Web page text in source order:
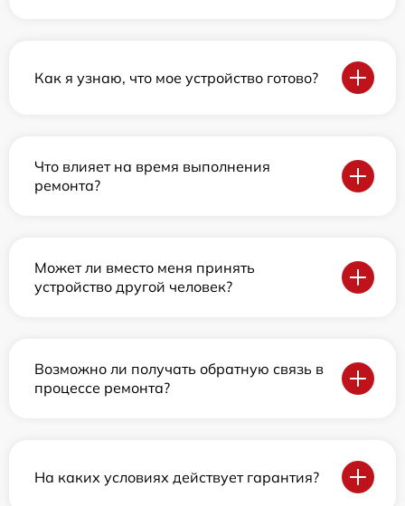
Как я узнаю, что мое устройство готово?
Что влияет на время выполнения
ремонта?
Может ли вместо меня принять
устройство другой человек?
Возможно ли получать обратную связь в
процессе ремонта?
На каких условиях действует гарантия?